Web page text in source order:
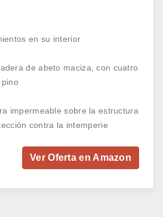
en su interior
de abeto maciza, con cuatro
impermeable sobre la estructura
contra la intemperie
Ver Oferta en Amazon